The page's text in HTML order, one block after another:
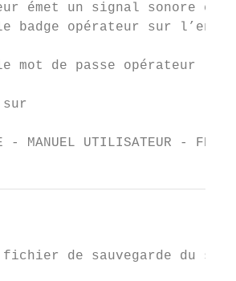
émet un signal sonore et
badge opérateur sur
mot de passe opérateur :
- MANUEL
de sauvegarde du